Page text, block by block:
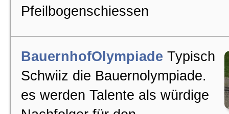
Pfeilbogenschiessen
BauernhofOlympiade Typisch
Schwiiz die Bauernolympiade.
es werden Talente als würdige